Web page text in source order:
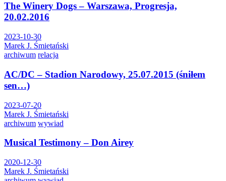
The Winery Dogs – Warszawa, Progresja,
20.02.2016
2023-10-30
Marek J. Śmietański
archiwum relacja
AC/DC – Stadion Narodowy, 25.07.2015 (śniłem
sen…)
2023-07-20
Marek J. Śmietański
archiwum wywiad
Musical Testimony – Don Airey
2020-12-30
Marek J. Śmietański